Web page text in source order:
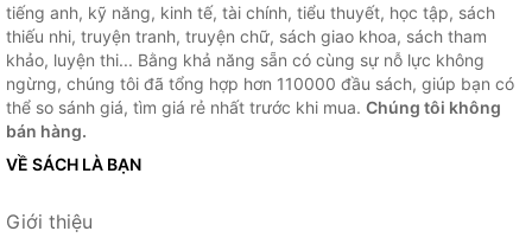
tiếng anh, kỹ năng, kinh tế, tài chính, tiểu thuyết, học tập, sách
thiếu nhi, truyện tranh, truyện chữ, sách giao khoa, sách tham
khảo, luyện thi... Bằng khả năng sẵn có cùng sự nỗ lực không
ngừng, chúng tôi đã tổng hợp hơn 110000 đầu sách, giúp bạn có
thể so sánh giá, tìm giá rẻ nhất trước khi mua. Chúng tôi không
bán hàng.
VỀ SÁCH LÀ BẠN
Giới thiệu